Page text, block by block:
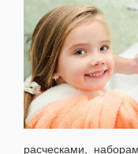
расческами,